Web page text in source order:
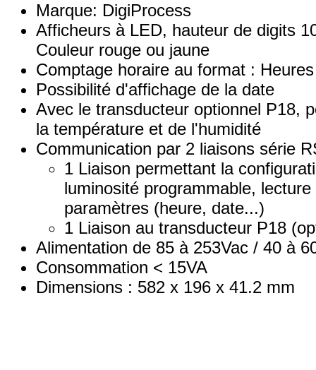
Marque: DigiProcess
Afficheurs à LED, hauteur de digits
Couleur rouge ou jaune
Comptage horaire au format :
Possibilité d'affichage de la date
Avec le transducteur optionnel P18,
la température et de l'humidité
Communication par 2 liaisons série
1 Liaison permettant la
luminosité programmable,
paramètres (heure, date...)
1 Liaison au transducteur P18
Alimentation de 85 à 253Vac / 40 à
Consommation < 15VA
Dimensions : 582 x 196 x 41.2 mm